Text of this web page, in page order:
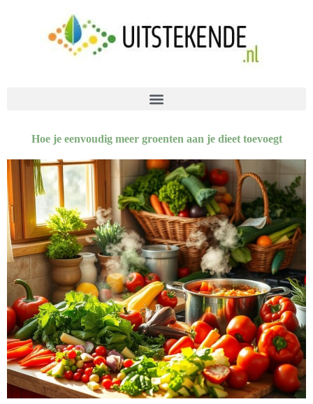
Hoe je eenvoudig meer groenten aan je dieet toevoegt